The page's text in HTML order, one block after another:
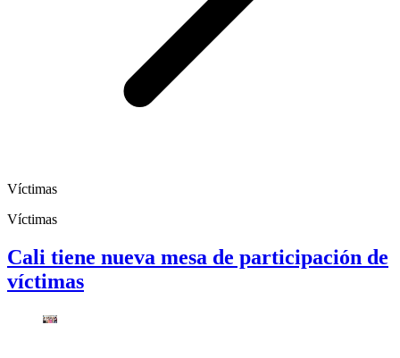
Víctimas
Víctimas
Cali tiene nueva mesa de participación de
víctimas